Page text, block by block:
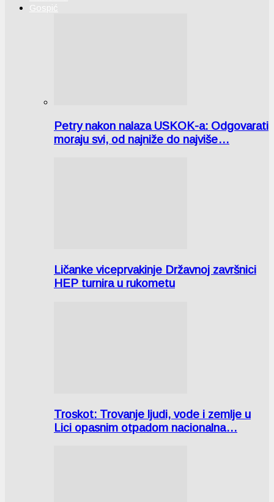
Gospić
Petry nakon nalaza USKOK-a: Odgovarati
moraju svi, od najniže do najviše…
Ličanke viceprvakinje Državnoj završnici
HEP turnira u rukometu
Troskot: Trovanje ljudi, vode i zemlje u
Lici opasnim otpadom nacionalna…